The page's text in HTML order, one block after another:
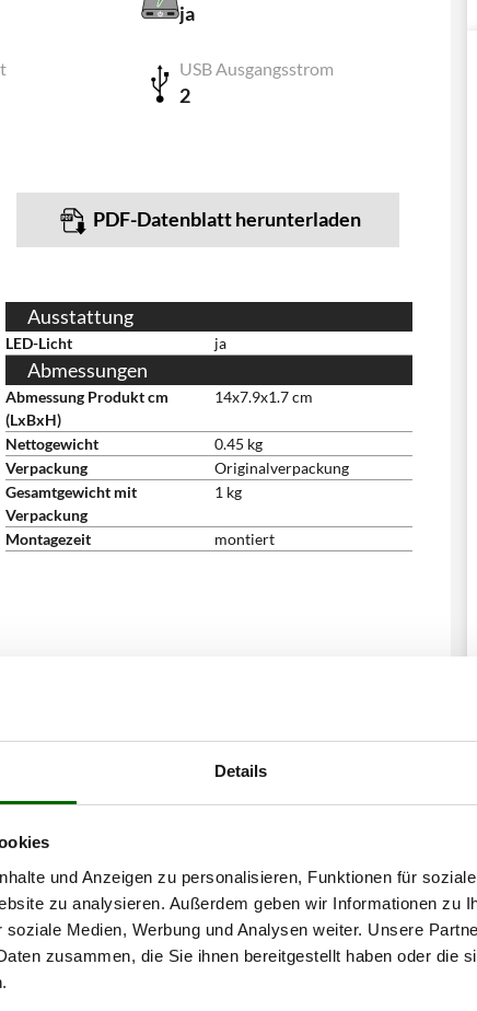
Details
und Anzeigen zu personalisieren, Funktionen für
zu analysieren. Außerdem geben wir Informationen zu
Medien, Werbung und Analysen weiter. Unsere
zusammen, die Sie ihnen bereitgestellt haben oder die
ja
USB Ausgangsstrom
2
PDF-Datenblatt herunterladen
Ausstattung
LED-Licht ja
Abmessungen
Abmessung Produkt cm
(LxBxH)
14x7.9x1.7 cm
Nettogewicht
0.45 kg
Verpackung
Originalverpackung
Gesamtgewicht mit
Verpackung
1 kg
Montagezeit montiert
sich auch für diese Produkte